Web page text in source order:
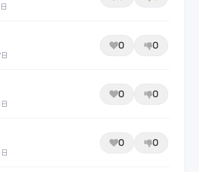
0 0
0 0
0 0